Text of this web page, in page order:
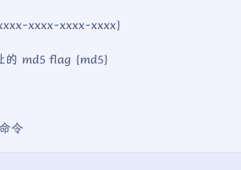
xxxx-xxxx-xxxx}
的 md5 flag {md5}
令